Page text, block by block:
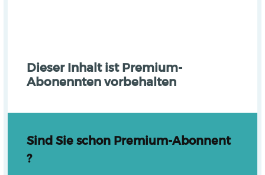
Dieser Inhalt ist Premium-
Abonennten vorbehalten
Sind Sie schon Premium-Abonnent
?